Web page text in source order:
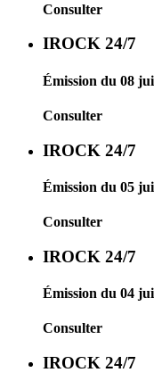
Consulter
IROCK 24/7
Émission du 08
Consulter
IROCK 24/7
Émission du 05
Consulter
IROCK 24/7
Émission du 04
Consulter
IROCK 24/7